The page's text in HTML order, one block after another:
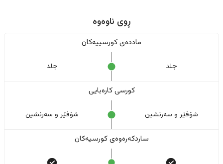
ڕوی ناوەوە
ماددەی کورسییەکان
جلد جلد
کورسی کارەبایی
شۆفێر و سەرنشین شۆفێر و سەرنشین
ساردکەرەوەی کورسیەکان